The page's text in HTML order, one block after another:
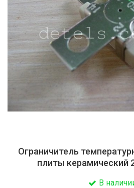
Ограничитель
плиты керамический
В